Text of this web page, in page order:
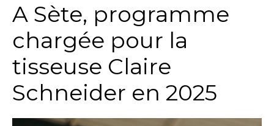
A Sète, programme
chargée pour la
tisseuse Claire
Schneider en 2025